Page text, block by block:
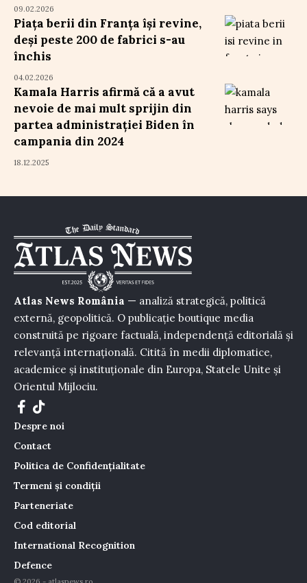
09.02.2026
Piața berii din Franța își revine,
deși peste 200 de fabrici s-au
închis
04.02.2026
Kamala Harris afirmă că a avut
nevoie de mai mult sprijin din
partea administrației Biden în
campania din 2024
18.12.2025
Atlas News România — analiză strategică, politică
externă, geopolitică. O publicație boutique media
construită pe rigoare factuală, independență editorială și
relevanță internațională. Citită în medii diplomatice,
academice și instituționale din Europa, Statele Unite și
Orientul Mijlociu.
Despre noi
Contact
Politica de Confidențialitate
Termeni și condiții
Parteneriate
Cod editorial
International Recognition
Defence